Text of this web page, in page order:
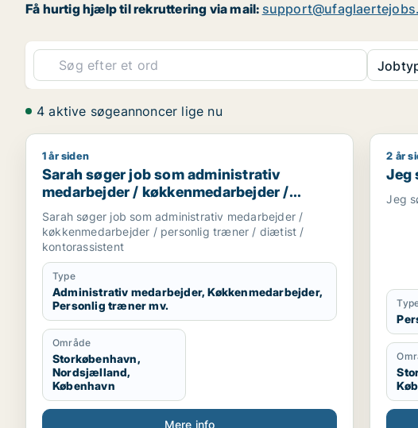
Få hurtig hjælp til rekruttering via mail:
4 aktive søgeannoncer lige nu
Sarah søger job som administrativ medarbejder /
1 år siden
Sarah søger job som administrativ
medarbejder / køkkenmedarbejder /
personlig træner / diætist /
kontorassistent
Sarah søger job som administrativ medarbejder /
køkkenmedarbejder / personlig træner / diætist /
kontorassistent
Type
Administrativ medarbejder, Køkkenmedarbejder,
Personlig træner mv.
Område
Storkøbenhavn,
Nordsjælland,
København
Mere info
Jeg
2 år
Jeg
Jeg